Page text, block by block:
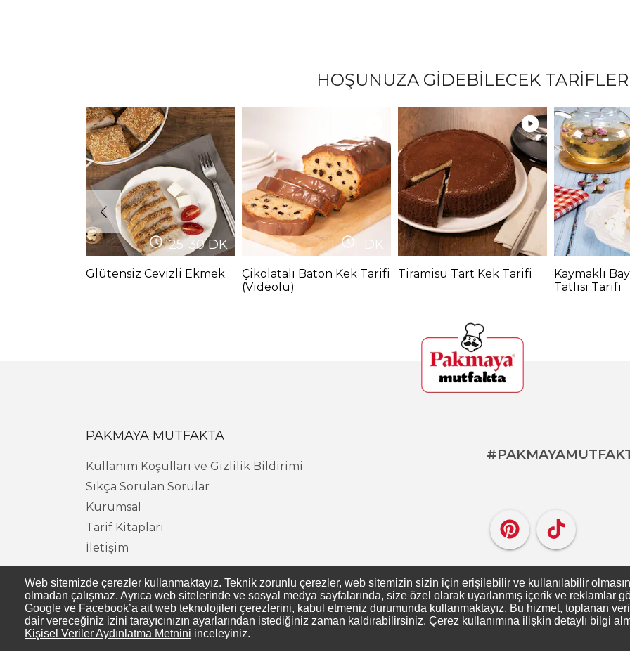
HOŞUNUZA GİDEBİLECEK TARİFLER
25-30DK
Glütensiz Cevizli Ekmek
DK
Çikolatalı Baton Kek Tarifi
(Videolu)
Tiramisu Tart Kek Tarifi
Kaymaklı
Tatlısı Tarifi
PAKMAYA MUTFAKTA
Kullanım Koşulları ve Gizlilik Bildirimi
Sıkça Sorulan Sorular
Kurumsal
Tarif Kitapları
İletişim
Web sitemizde çerezler kullanmaktayız. Teknik zorunlu çerezler, web sitemizin sizin için erişilebilir ve kullanılabilir
olmadan çalışmaz. Ayrıca web sitelerinde ve sosyal medya sayfalarında, size özel olarak uyarlanmış içerik ve reklamlar
Google ve Facebook’a ait web teknolojileri çerezlerini, kabul etmeniz durumunda kullanmaktayız. Bu hizmet, toplanan
dair vereceğiniz izini tarayıcınızın ayarlarından istediğiniz zaman kaldırabilirsiniz. Çerez kullanımına ilişkin detaylı bilgi
Kişisel Veriler Aydınlatma Metnini inceleyiniz.